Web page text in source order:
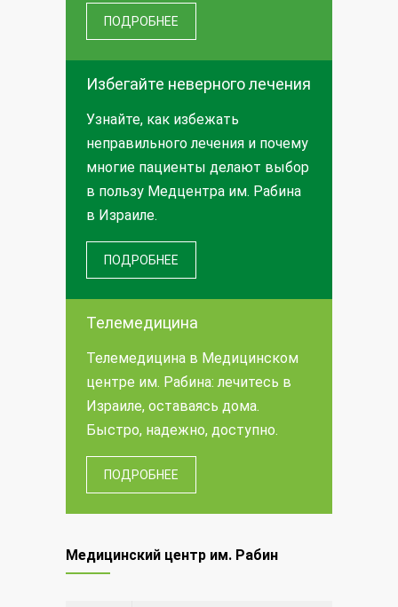
ПОДРОБНЕЕ
Избегайте неверного лечения
Узнайте, как избежать
неправильного лечения и почему
многие пациенты делают выбор
в пользу Медцентра им. Рабина
в Израиле.
ПОДРОБНЕЕ
Телемедицина
Телемедицина в Медицинском
центре им. Рабина: лечитесь в
Израиле, оставаясь дома.
Быстро, надежно, доступно.
ПОДРОБНЕЕ
Медицинский центр им. Рабин